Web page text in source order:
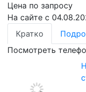
Цена по запросу
На сайте с
Кратко
Посмотреть